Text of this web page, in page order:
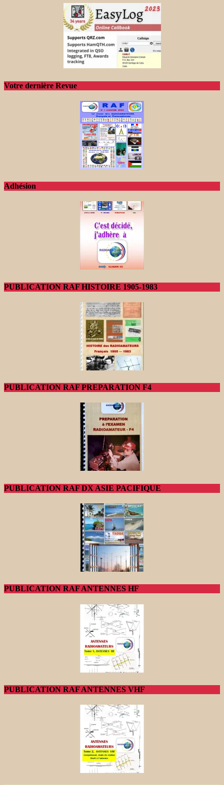
Votre dernière Revue
Adhésion
PUBLICATION RAF HISTOIRE 1905-1983
PUBLICATION RAF PREPARATION F4
PUBLICATION RAF DX ASIE PACIFIQUE
PUBLICATION RAF ANTENNES HF
PUBLICATION RAF ANTENNES VHF